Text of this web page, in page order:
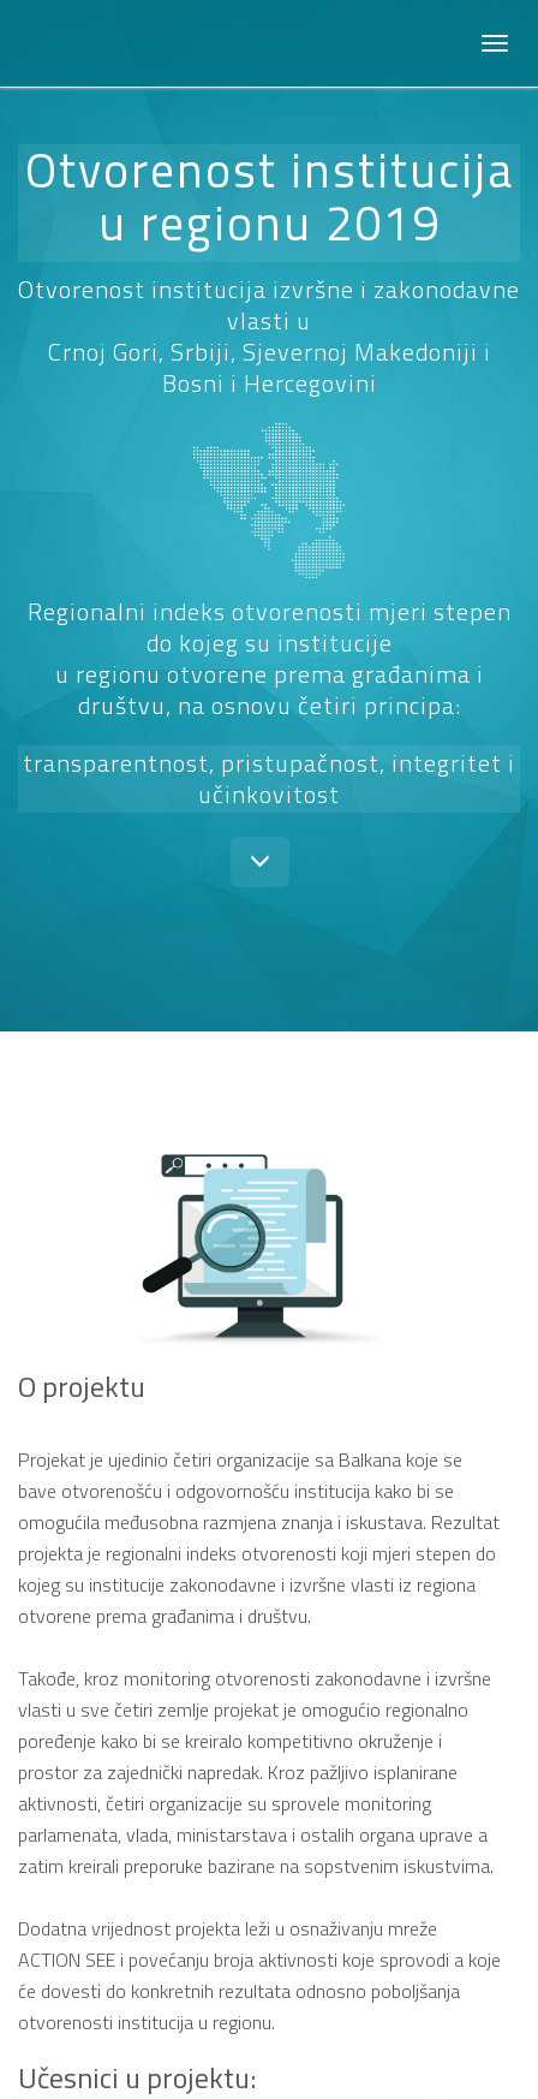
Otvorenost institucija
u regionu 2019
Otvorenost institucija izvršne i zakonodavne
vlasti u
Crnoj Gori, Srbiji, Sjevernoj Makedoniji i
Bosni i Hercegovini
Regionalni indeks otvorenosti mjeri stepen
do kojeg su institucije
u regionu otvorene prema građanima i
društvu, na osnovu četiri principa:
transparentnost, pristupačnost, integritet i
učinkovitost
O projektu
Projekat je ujedinio četiri organizacije sa Balkana koje se
bave otvorenošću i odgovornošću institucija kako bi se
omogućila međusobna razmjena znanja i iskustava. Rezultat
projekta je regionalni indeks otvorenosti koji mjeri stepen do
kojeg su institucije zakonodavne i izvršne vlasti iz regiona
otvorene prema građanima i društvu.
Takođe, kroz monitoring otvorenosti zakonodavne i izvršne
vlasti u sve četiri zemlje projekat je omogućio regionalno
poređenje kako bi se kreiralo kompetitivno okruženje i
prostor za zajednički napredak. Kroz pažljivo isplanirane
aktivnosti, četiri organizacije su sprovele monitoring
parlamenata, vlada, ministarstava i ostalih organa uprave a
zatim kreirali preporuke bazirane na sopstvenim iskustvima.
Dodatna vrijednost projekta leži u osnaživanju mreže
ACTION SEE i povećanju broja aktivnosti koje sprovodi a koje
će dovesti do konkretnih rezultata odnosno poboljšanja
otvorenosti institucija u regionu.
Učesnici u projektu: